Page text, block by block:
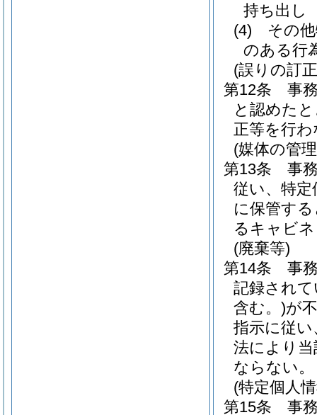
持ち出し
(4)
その
のある行
(誤りの訂
第12条
事
と認めた
正等を行
(媒体の管
第13条
事
従い、特
に保管す
るキャビ
(廃棄等)
第14条
事
記録され
含む。)が
指示に従い
法により
ならない。
(特定個人
第15条
事